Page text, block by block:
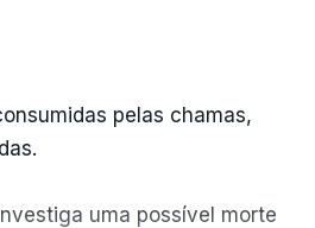
pelas chamas,
uma possível morte